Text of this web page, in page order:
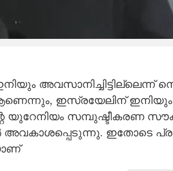
അവസാനിച്ചിട്ടില്ലെന്ന്
ഇസ്രയേലിന് ഇനിയും
യുറേനിയം സമ്പുഷ്ടീകരണ
ഇതോടെ